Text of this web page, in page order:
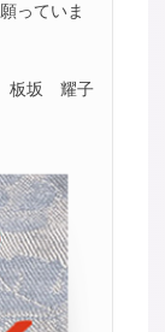
っていま
板坂 耀子